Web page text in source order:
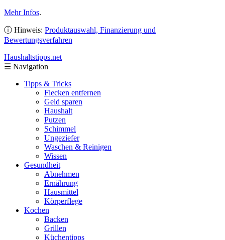
Mehr Infos.
ⓘ Hinweis: Produktauswahl, Finanzierung und
Bewertungsverfahren
Haushaltstipps.net
☰ Navigation
Tipps & Tricks
Flecken entfernen
Geld sparen
Haushalt
Putzen
Schimmel
Ungeziefer
Waschen & Reinigen
Wissen
Gesundheit
Abnehmen
Ernährung
Hausmittel
Körperflege
Kochen
Backen
Grillen
Küchentipps